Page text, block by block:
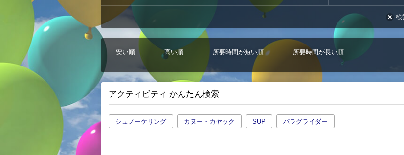
検
安い順 高い順 所要時間が短い順 所要時間が長い順
アクティビティ かんたん検索
シュノーケリング カヌー・カヤック SUP パラグライダー